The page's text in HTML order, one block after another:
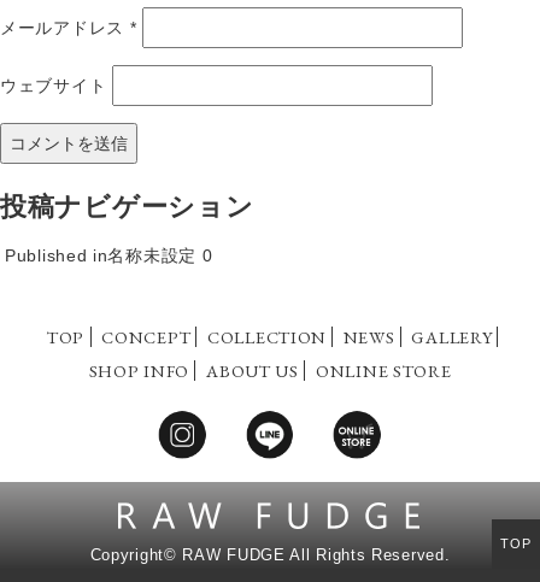
メールアドレス *
ウェブサイト
投稿ナビゲーション
Published in名称未設定 0
TOP CONCEPT COLLECTION NEWS
GALLERY
SHOP INFO
ABOUT US ONLINE STORE
Copyright© RAW FUDGE All Rights Reserved.
TOP